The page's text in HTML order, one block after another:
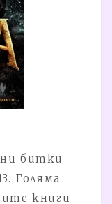
битки –
Голяма
книги